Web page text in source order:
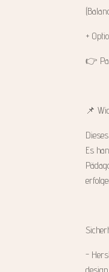
+
👉
📌
Es
-